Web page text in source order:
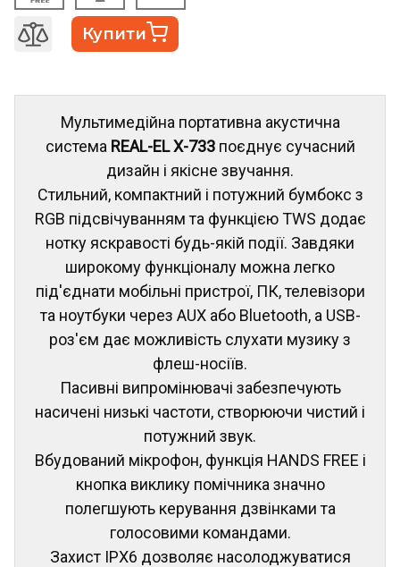
Купити
Мультимедійна портативна акустична
система REAL-EL X-733поєднує сучасний
дизайн і якісне звучання.
Стильний, компактний і потужний бумбокс з
RGB підсвічуванням та функцією TWS додає
нотку яскравості будь-якій події. Завдяки
широкому функціоналу можна легко
під'єднати мобільні пристрої, ПК, телевізори
та ноутбуки через AUX або Bluetooth, а USB-
роз'єм дає можливість слухати музику з
флеш-носіїв.
Пасивні випромінювачі забезпечують
насичені низькі частоти, створюючи чистий і
потужний звук.
Вбудований мікрофон, функція HANDS FREE і
кнопка виклику помічника значно
полегшують керування дзвінками та
голосовими командами.
Захист IPX6 дозволяє насолоджуватися